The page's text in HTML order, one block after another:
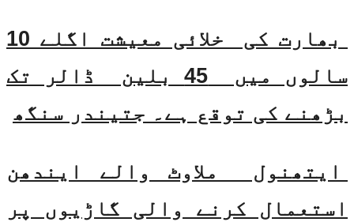
بھارت کی خلائی معیشت اگلے 10
سالوں میں 45 بلین ڈالر تک
بڑھنے کی توقع ہے۔ جتیندر سنگھ
ایتھنول ملاوٹ والے ایندھن
استعمال کرنے والی گاڑیوں پر